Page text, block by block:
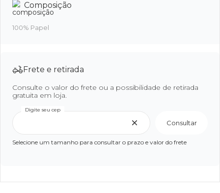
Composição
100% Papel
Frete e retirada
Consulte o valor do frete ou a possibilidade de retirada
gratuita em loja.
Digite seu cep
Consultar
Selecione um tamanho para consultar o prazo e valor do frete